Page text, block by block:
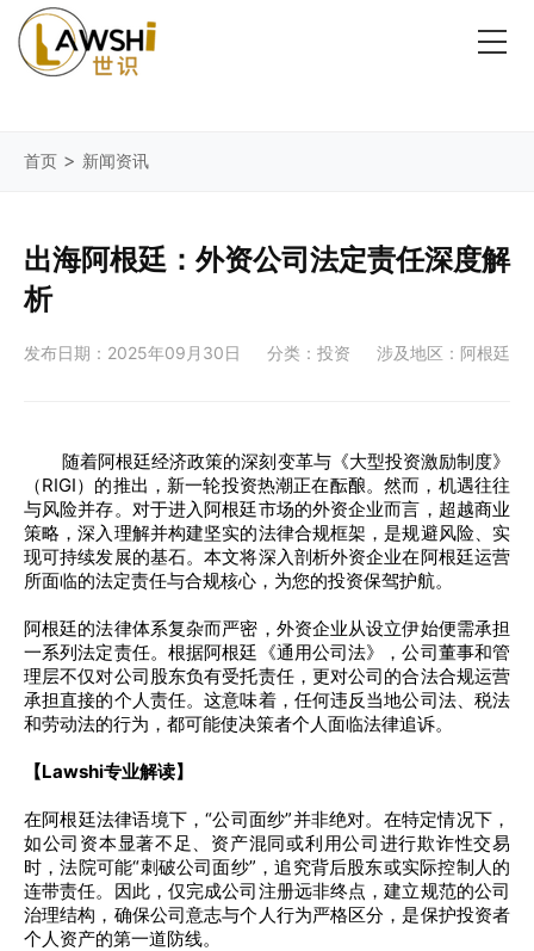
首页 > 新闻资讯
出海阿根廷：外资公司法定责任深度解
析
发布日期：2025年09月30日 分类：投资 涉及地区：阿根廷
随着阿根廷经济政策的深刻变革与《大型投资激励制度》
（RIGI）的推出，新一轮投资热潮正在酝酿。然而，机遇往往
与风险并存。对于进入阿根廷市场的外资企业而言，超越商业
策略，深入理解并构建坚实的法律合规框架，是规避风险、实
现可持续发展的基石。本文将深入剖析外资企业在阿根廷运营
所面临的法定责任与合规核心，为您的投资保驾护航。
阿根廷的法律体系复杂而严密，外资企业从设立伊始便需承担
一系列法定责任。根据阿根廷《通用公司法》，公司董事和管
理层不仅对公司股东负有受托责任，更对公司的合法合规运营
承担直接的个人责任。这意味着，任何违反当地公司法、税法
和劳动法的行为，都可能使决策者个人面临法律追诉。
【Lawshi专业解读】
在阿根廷法律语境下，“公司面纱”并非绝对。在特定情况下，
如公司资本显著不足、资产混同或利用公司进行欺诈性交易
时，法院可能“刺破公司面纱”，追究背后股东或实际控制人的
连带责任。因此，仅完成公司注册远非终点，建立规范的公司
治理结构，确保公司意志与个人行为严格区分，是保护投资者
个人资产的第一道防线。